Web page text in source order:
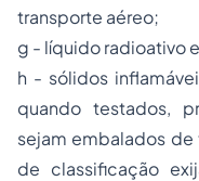
transporte aéreo;
g - líquido radioativo
h - sólidos
quando testados,
sejam embalados
de classificação